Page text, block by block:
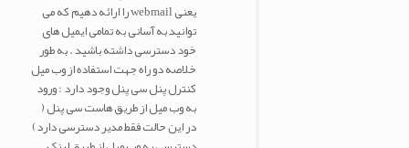
یعنی webmail را ارائه دهیم که می
توانید به آسانی به تمامی ایمیل های
خود دسترسی داشته باشید . به طور
خلاصه دو راه جهت استفاده از وب میل
کنترل پنل سی پنل وجود دارد : ورود
به وب میل از طریق هاست سی پنل (
در این حالت فقط مدیر دسترسی دارد)